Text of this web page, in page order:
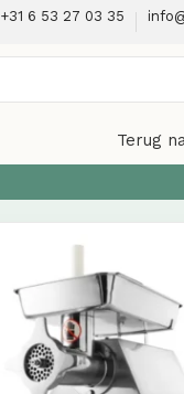
+31 6 53 27 03 35
Terug